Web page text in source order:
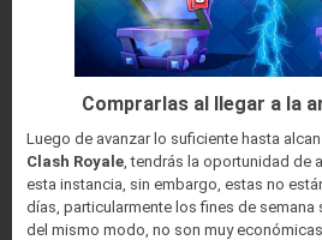
Comprarlas al llegar a la
Luego de avanzar lo suficiente hasta
Clash Royale , tendrás la oportunidad de
esta instancia, sin embargo, estas no
días, particularmente los fines de semana
del mismo modo, no son muy